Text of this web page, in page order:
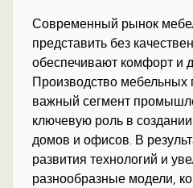
Современный рынок
представить без
обеспечивают комфорт и
Производство
важный сегмент
ключевую роль в
домов и офисов. В
развития технологий и
разнообразные модели,